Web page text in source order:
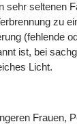
sehr seltenen
zu
(fehlende
ist, bei
Licht.
Frauen,